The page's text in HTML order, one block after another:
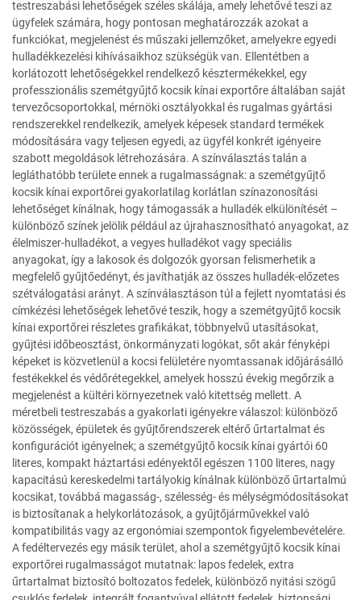
testreszabási lehetőségek széles skálája, amely lehetővé teszi az
ügyfelek számára, hogy pontosan meghatározzák azokat a
funkciókat, megjelenést és műszaki jellemzőket, amelyekre egyedi
hulladékkezelési kihívásaikhoz szükségük van. Ellentétben a
korlátozott lehetőségekkel rendelkező késztermékekkel, egy
professzionális szemétgyűjtő kocsik kínai exportőre általában saját
tervezőcsoportokkal, mérnöki osztályokkal és rugalmas gyártási
rendszerekkel rendelkezik, amelyek képesek standard termékek
módosítására vagy teljesen egyedi, az ügyfél konkrét igényeire
szabott megoldások létrehozására. A színválasztás talán a
legláthatóbb területe ennek a rugalmasságnak: a szemétgyűjtő
kocsik kínai exportőrei gyakorlatilag korlátlan színazonosítási
lehetőséget kínálnak, hogy támogassák a hulladék elkülönítését –
különböző színek jelölik például az újrahasznosítható anyagokat, az
élelmiszer-hulladékot, a vegyes hulladékot vagy speciális
anyagokat, így a lakosok és dolgozók gyorsan felismerhetik a
megfelelő gyűjtőedényt, és javíthatják az összes hulladék-előzetes
szétválogatási arányt. A színválasztáson túl a fejlett nyomtatási és
címkézési lehetőségek lehetővé teszik, hogy a szemétgyűjtő kocsik
kínai exportőrei részletes grafikákat, többnyelvű utasításokat,
gyűjtési időbeosztást, önkormányzati logókat, sőt akár fényképi
képeket is közvetlenül a kocsi felületére nyomtassanak időjárásálló
festékekkel és védőrétegekkel, amelyek hosszú évekig megőrzik a
megjelenést a kültéri környezetnek való kitettség mellett. A
méretbeli testreszabás a gyakorlati igényekre válaszol: különböző
közösségek, épületek és gyűjtőrendszerek eltérő űrtartalmat és
konfigurációt igényelnek; a szemétgyűjtő kocsik kínai gyártói 60
literes, kompakt háztartási edényektől egészen 1100 literes, nagy
kapacitású kereskedelmi tartályokig kínálnak különböző űrtartalmú
kocsikat, továbbá magasság-, szélesség- és mélységmódosításokat
is biztosítanak a helykorlátozások, a gyűjtőjárművekkel való
kompatibilitás vagy az ergonómiai szempontok figyelembevételére.
A fedéltervezés egy másik terület, ahol a szemétgyűjtő kocsik kínai
exportőrei rugalmasságot mutatnak: lapos fedelek, extra
űrtartalmat biztosító boltozatos fedelek, különböző nyitási szögű